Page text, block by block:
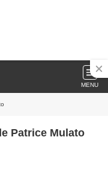
MENU
Patrice Mulato